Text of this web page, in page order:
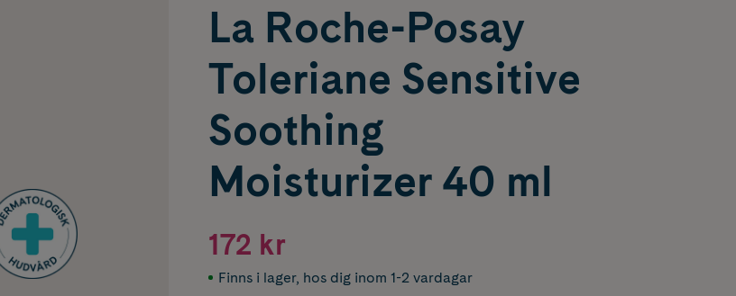
La Roche-Posay
Toleriane Sensitive
Soothing
Moisturizer 40 ml
172 kr
Finns i lager, hos dig inom 1-2 vardagar